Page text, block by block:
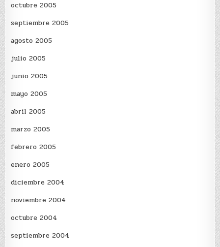
octubre 2005
septiembre 2005
agosto 2005
julio 2005
junio 2005
mayo 2005
abril 2005
marzo 2005
febrero 2005
enero 2005
diciembre 2004
noviembre 2004
octubre 2004
septiembre 2004